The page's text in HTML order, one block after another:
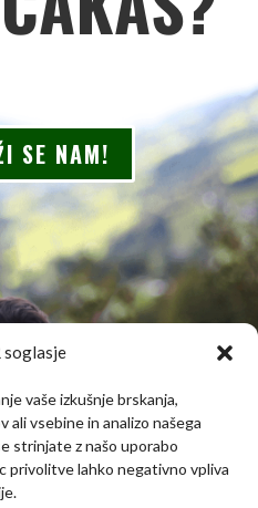
soglasje
vaše izkušnje brskanja,
ali vsebine in analizo našega
strinjate z našo uporabo
privolitve lahko negativno vpliva
SE NAM!